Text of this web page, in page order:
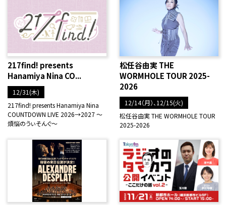
217find! presents
Hanamiya Nina CO...
12/31(木)
217find! presents Hanamiya Nina
COUNTDOWN LIVE 2026→2027 ～
煩悩のうぃそんぐ～
松任谷由実 THE
WORMHOLE TOUR 2025-
2026
12/14（月）、12/15(火)
松任谷由実 THE WORMHOLE TOUR
2025-2026